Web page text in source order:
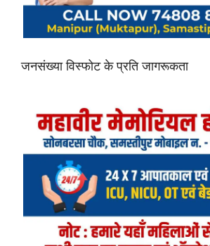
जनसंख्या विस्फोट के प्रति जागरूकता